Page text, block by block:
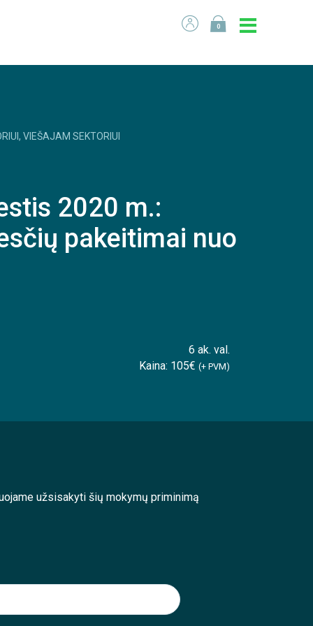
0
VIEŠAJAM SEKTORIUI
2020 m.:
pakeitimai nuo
6 ak. val.
Kaina: 105€ (+ PVM)
užsisakyti šių mokymų priminimą